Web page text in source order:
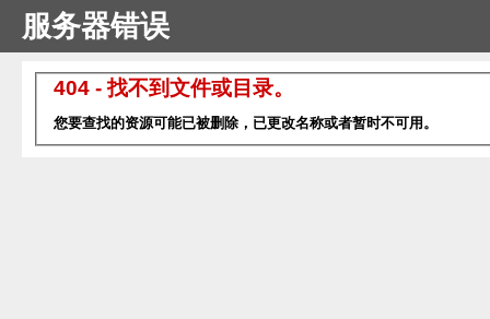
服务器错误
404 - 找不到文件或目录。
您要查找的资源可能已被删除，已更改名称或者暂时不可用。